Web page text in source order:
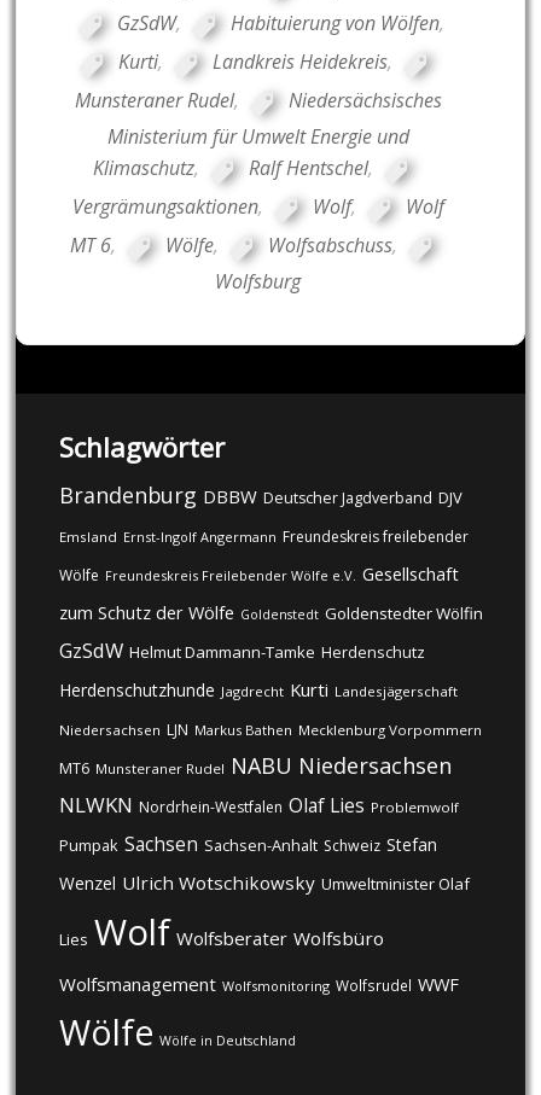
GzSdW, Habituierung von Wölfen,
Kurti, Landkreis Heidekreis,
Munsteraner Rudel,
Niedersächsisches
Ministerium für Umwelt Energie und
Klimaschutz, Ralf Hentschel,
Vergrämungsaktionen, Wolf,
Wolf
MT 6, Wölfe, Wolfsabschuss,
Wolfsburg
Schlagwörter
Brandenburg DBBW Deutscher Jagdverband DJV
Emsland Ernst-Ingolf Angermann Freundeskreis freilebender
Wölfe Freundeskreis Freilebender Wölfe e.V. Gesellschaft
zum Schutz der Wölfe Goldenstedt Goldenstedter Wölfin
GzSdW Helmut Dammann-Tamke Herdenschutz
Herdenschutzhunde Jagdrecht Kurti Landesjägerschaft
Niedersachsen LJN Markus Bathen Mecklenburg Vorpommern
MT6 Munsteraner Rudel NABU Niedersachsen
NLWKN Nordrhein-Westfalen Olaf Lies Problemwolf
Pumpak Sachsen Sachsen-Anhalt Schweiz Stefan
Wenzel Ulrich Wotschikowsky Umweltminister Olaf
Lies Wolf Wolfsberater Wolfsbüro
Wolfsmanagement Wolfsmonitoring Wolfsrudel WWF
Wölfe Wölfe in Deutschland